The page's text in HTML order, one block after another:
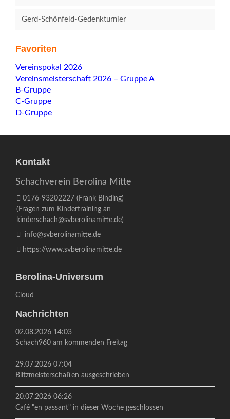
Gerd-Schönfeld-Gedenkturnier
Favoriten
Navigation
überspringen
Vereinspokal 2026
Vereinsmeisterschaft 2026 – Gruppe A
B-Gruppe
C-Gruppe
D-Gruppe
Kontakt
Schachverein Berolina Mitte
0176-93202227 (Frank Binding)
(Fragen zum Kindertraining an
kinderschach@svberolinamitte.de)
info@svberolinamitte.de
https://www.svberolinamitte.de
Berolina-Universum
Cloud
Nachrichten
02.08.2026 14:03
Schach960 am kommenden Freitag
29.07.2026 07:04
Blitzmeisterschaften ausgeschrieben
20.07.2026 06:26
Café "en passant" in dieser Woche geschlossen